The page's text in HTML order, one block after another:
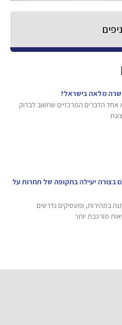
מלאה בישראל?
אחד הדברים המרכזיים שחשוב לבדוק
בצורה יעילה בתקופה של תחרות על
במהירות, ומעסיקים נדרשים
מורכבת יותר